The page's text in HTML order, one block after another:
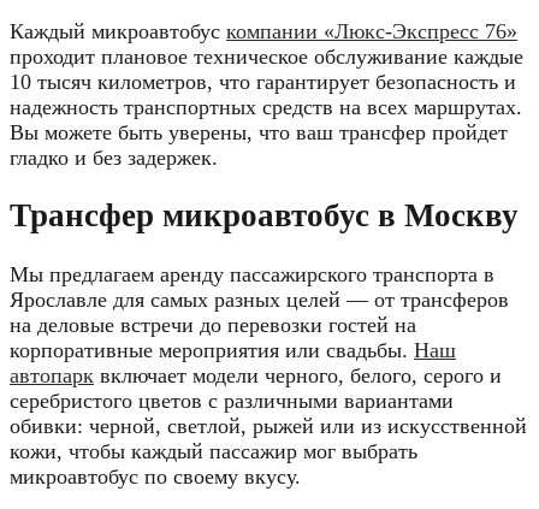
Каждый микроавтобус компании «Люкс-Экспресс 76»
проходит плановое техническое обслуживание каждые
10 тысяч километров, что гарантирует безопасность и
надежность транспортных средств на всех маршрутах.
Вы можете быть уверены, что ваш трансфер пройдет
гладко и без задержек.
Трансфер микроавтобус в Москву
Мы предлагаем аренду пассажирского транспорта в
Ярославле для самых разных целей — от трансферов
на деловые встречи до перевозки гостей на
корпоративные мероприятия или свадьбы. Наш
автопарк включает модели черного, белого, серого и
серебристого цветов с различными вариантами
обивки: черной, светлой, рыжей или из искусственной
кожи, чтобы каждый пассажир мог выбрать
микроавтобус по своему вкусу.